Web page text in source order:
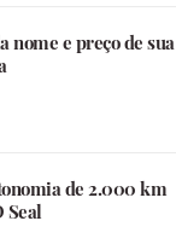
nome e preço de sua
de 2.000 km
Seal